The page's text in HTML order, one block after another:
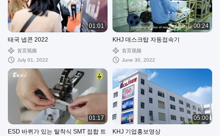
01:01
태국 넵콘 2022
首页视频
July 01, 2022
00:24
KHJ 데스크탑 자동접속기
首页视频
June 30, 2022
01:17
ESD 바퀴가 있는 탈착식 SMT 접합 트
05:00
KHJ 기업홍보영상